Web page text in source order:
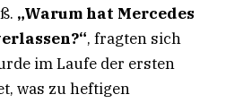
„Warum hat Mercedes
, fragten sich
im Laufe der ersten
was zu heftigen